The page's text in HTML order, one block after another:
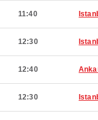
11:40
12:30
12:40
12:30